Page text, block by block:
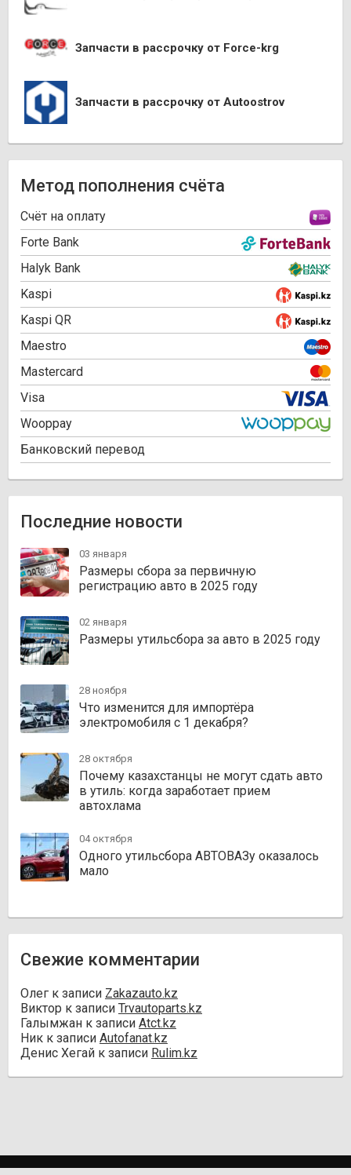
Запчасти в рассрочку от Force-krg
Запчасти в рассрочку от Autoostrov
Метод пополнения счёта
Cчёт на оплату
Forte Bank
Halyk Bank
Kaspi
Kaspi QR
Maestro
Mastercard
Visa
Wooppay
Банковский перевод
Последние новости
03 января
Размеры сбора за первичную
регистрацию авто в 2025 году
02 января
Размеры утильсбора за авто в 2025 году
28 ноября
Что изменится для импортёра
электромобиля с 1 декабря?
28 октября
Почему казахстанцы не могут сдать авто
в утиль: когда заработает прием
автохлама
04 октября
Одного утильсбора АВТОВАЗу оказалось
мало
Свежие комментарии
Олег к записи Zakazauto.kz
Виктор к записи Trvautoparts.kz
Галымжан к записи Atct.kz
Ник к записи Autofanat.kz
Денис Хегай к записи Rulim.kz